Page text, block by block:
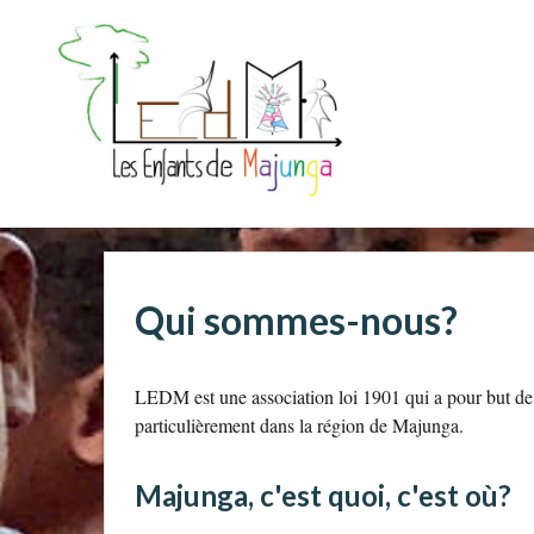
Les Enfants de
Majunga
Majunga
Qui sommes-nous?
LEDM est une association loi 1901 qui a pour but
particulièrement dans la région de Majunga.
Majunga, c'est quoi, c'est où?